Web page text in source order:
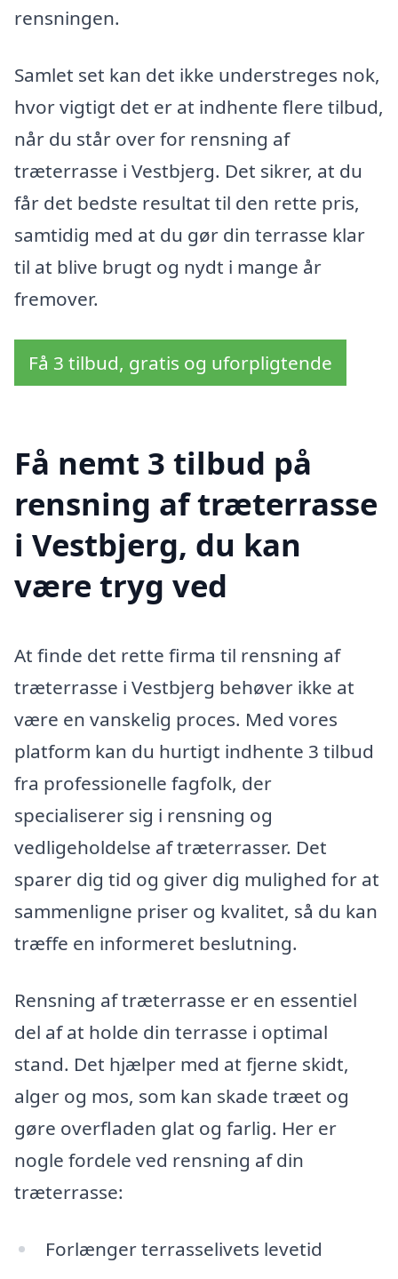
rensningen.
Samlet set kan det ikke understreges nok,
hvor vigtigt det er at indhente flere tilbud,
når du står over for rensning af
træterrasse i Vestbjerg. Det sikrer, at du
får det bedste resultat til den rette pris,
samtidig med at du gør din terrasse klar
til at blive brugt og nydt i mange år
fremover.
Få 3 tilbud, gratis og uforpligtende
Få nemt 3 tilbud på
rensning af træterrasse
i Vestbjerg, du kan
være tryg ved
At finde det rette firma til rensning af
træterrasse i Vestbjerg behøver ikke at
være en vanskelig proces. Med vores
platform kan du hurtigt indhente 3 tilbud
fra professionelle fagfolk, der
specialiserer sig i rensning og
vedligeholdelse af træterrasser. Det
sparer dig tid og giver dig mulighed for at
sammenligne priser og kvalitet, så du kan
træffe en informeret beslutning.
Rensning af træterrasse er en essentiel
del af at holde din terrasse i optimal
stand. Det hjælper med at fjerne skidt,
alger og mos, som kan skade træet og
gøre overfladen glat og farlig. Her er
nogle fordele ved rensning af din
træterrasse:
Forlænger terrasselivets levetid